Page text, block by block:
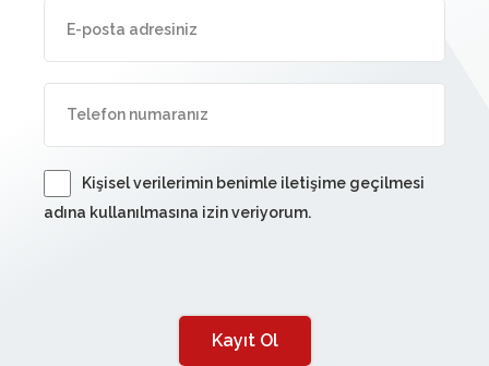
Kişisel verilerimin benimle iletişime geçilmesi
adına kullanılmasına izin veriyorum.
Kayıt Ol